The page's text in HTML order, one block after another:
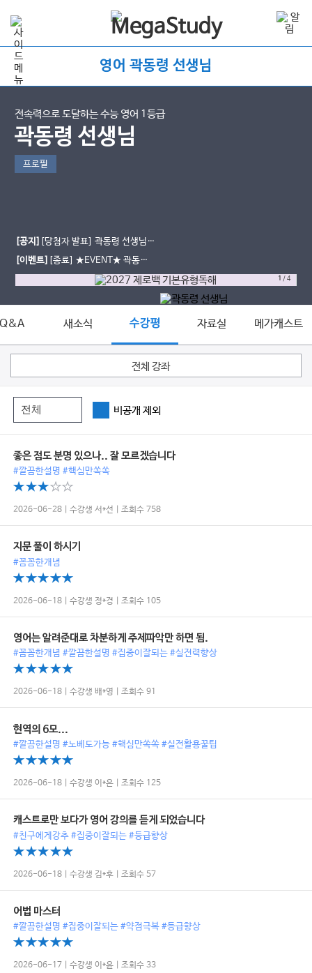
영어 곽동령 선생님
전속력으로 도달하는 수능 영어 1등급
곽동령 선생님
프로필
[공지] [당첨자 발표] 곽동령 선생님 6
월 모평 후기 이벤트
[이벤트] [종료] ★EVENT★ 곽동령
선생님과 함께한 6월 모평 후기 남기
1 /4
새소식 수강평 자료실 메가캐스트
전체 강좌
비공개 제외
좋은 점도 분명 있으나.. 잘 모르겠습니다
#깔끔한설명 #핵심만쏙쏙
2026-06-28 | 수강생 서*선 | 조회수 758
지문 풀이 하시기
#꼼꼼한개념
2026-06-18 | 수강생 정*경 | 조회수 105
영어는 알려준대로 차분하게 주제파악만 하면 됨.
#꼼꼼한개념 #깔끔한설명 #집중이잘되는 #실전력향상
2026-06-18 | 수강생 배*영 | 조회수 91
현역의 6모...
#깔끔한설명 #노베도가능 #핵심만쏙쏙 #실전활용꿀팁
2026-06-18 | 수강생 이*은 | 조회수 125
캐스트로만 보다가 영어 강의를 듣게 되었습니다
#친구에게강추 #집중이잘되는 #등급향상
2026-06-18 | 수강생 김*후 | 조회수 57
어법 마스터
#깔끔한설명 #집중이잘되는 #약점극복 #등급향상
2026-06-17 | 수강생 이*윤 | 조회수 33